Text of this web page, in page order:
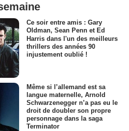
Ce soir entre amis : Gary
Oldman, Sean Penn et Ed
Harris dans l'un des meilleurs
thrillers des années 90
injustement oublié !
Même si l’allemand est sa
langue maternelle, Arnold
Schwarzenegger n’a pas eu le
droit de doubler son propre
personnage dans la saga
Terminator